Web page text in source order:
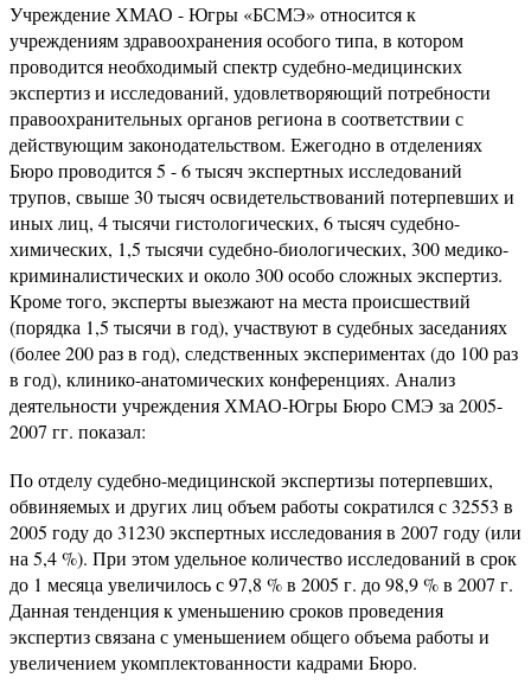
Учреждение ХМАО - Югры «БСМЭ» относится к
учреждениям здравоохранения особого типа, в котором
проводится необходимый спектр судебно-медицинских
экспертиз и исследований, удовлетворяющий потребности
правоохранительных органов региона в соответствии с
действующим законодательством. Ежегодно в отделениях
Бюро проводится 5 - 6 тысяч экспертных исследований
трупов, свыше 30 тысяч освидетельствований потерпевших и
иных лиц, 4 тысячи гистологических, 6 тысяч судебно-
химических, 1,5 тысячи судебно-биологических, 300 медико-
криминалистических и около 300 особо сложных экспертиз.
Кроме того, эксперты выезжают на места происшествий
(порядка 1,5 тысячи в год), участвуют в судебных заседаниях
(более 200 раз в год), следственных экспериментах (до 100 раз
в год), клинико-анатомических конференциях. Анализ
деятельности учреждения ХМАО-Югры Бюро СМЭ за 2005-
2007 гг. показал:
По отделу судебно-медицинской экспертизы потерпевших,
обвиняемых и других лиц объем работы сократился с 32553 в
2005 году до 31230 экспертных исследования в 2007 году (или
на 5,4 %). При этом удельное количество исследований в срок
до 1 месяца увеличилось с 97,8 % в 2005 г. до 98,9 % в 2007 г.
Данная тенденция к уменьшению сроков проведения
экспертиз связана с уменьшением общего объема работы и
увеличением укомплектованности кадрами Бюро.